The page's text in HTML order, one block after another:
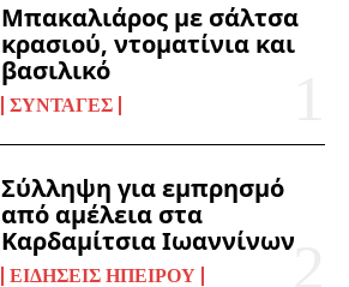
Μπακαλιάρος με σάλτσα
κρασιού, ντοματίνια και
βασιλικό
ΣΥΝΤΑΓΈΣ
Σύλληψη για εμπρησμό
από αμέλεια στα
Καρδαμίτσια Ιωαννίνων
ΕΙΔΉΣΕΙΣ ΗΠΕΊΡΟΥ